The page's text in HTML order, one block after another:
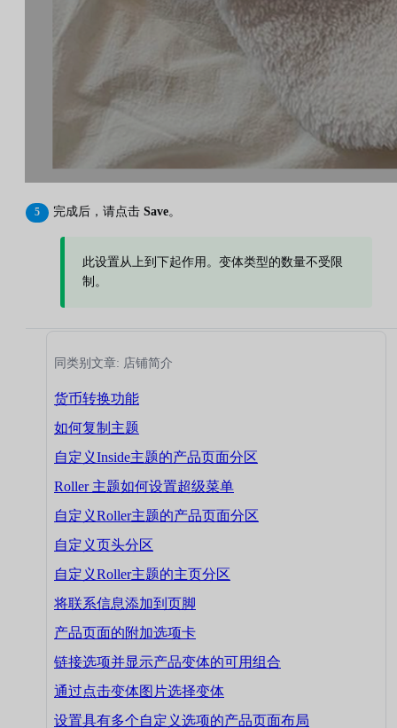
完成后，请点击 Save。
此设置从上到下起作用。变体类型的数量不受限
制。
同类别文章: 店铺简介
货币转换功能
如何复制主题
自定义Inside主题的产品页面分区
Roller 主题如何设置超级菜单
自定义Roller主题的产品页面分区
自定义页头分区
自定义Roller主题的主页分区
将联系信息添加到页脚
产品页面的附加选项卡
链接选项并显示产品变体的可用组合
通过点击变体图片选择变体
设置具有多个自定义选项的产品页面布局